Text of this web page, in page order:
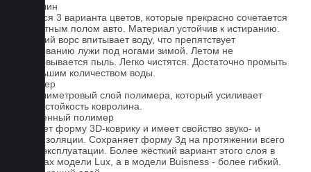
Ковролин
Имеется 3 варианта цветов, которые прекрасно сочетается
со штатным полом авто. Материал устойчив к истиранию.
Короткий ворс впитывает воду, что препятствует
образованию лужи под ногами зимой. Летом не
образовывается пыль. Легко чистятся. Достаточно промыть
небольшим количеством воды.
Полимер
1-миллиметровый слой полимера, который усиливает
износостойкость ковролина.
Вспененный полимер
Придает форму 3D-коврику и имеет свойство звуко- и
теплоизоляции. Сохраняет форму 3д на протяжении всего
срока эксплуатации. Более жёсткий вариант этого слоя в
ковриках модели Lux, а в модели Buisness - более гибкий.